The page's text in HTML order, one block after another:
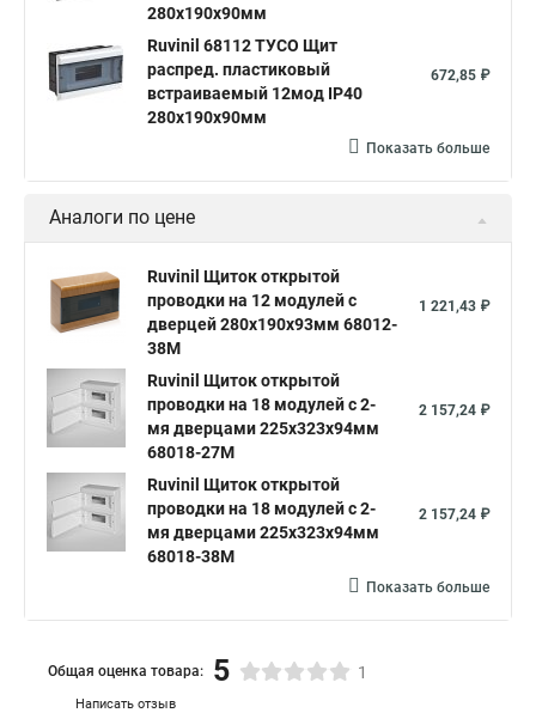
280х190х90мм
Ruvinil 68112 ТУСО Щит
распред. пластиковый
встраиваемый 12мод IP40
280х190х90мм
672,85 ₽
Показать больше
Аналоги по цене
Ruvinil Щиток открытой
проводки на 12 модулей с
дверцей 280х190х93мм 68012-
38М
1 221,43 ₽
Ruvinil Щиток открытой
проводки на 18 модулей c 2-
мя дверцами 225х323х94мм
68018-27М
2 157,24 ₽
Ruvinil Щиток открытой
проводки на 18 модулей c 2-
мя дверцами 225х323х94мм
68018-38М
2 157,24 ₽
Показать больше
Написать отзыв
Общая оценка товара: 5 1